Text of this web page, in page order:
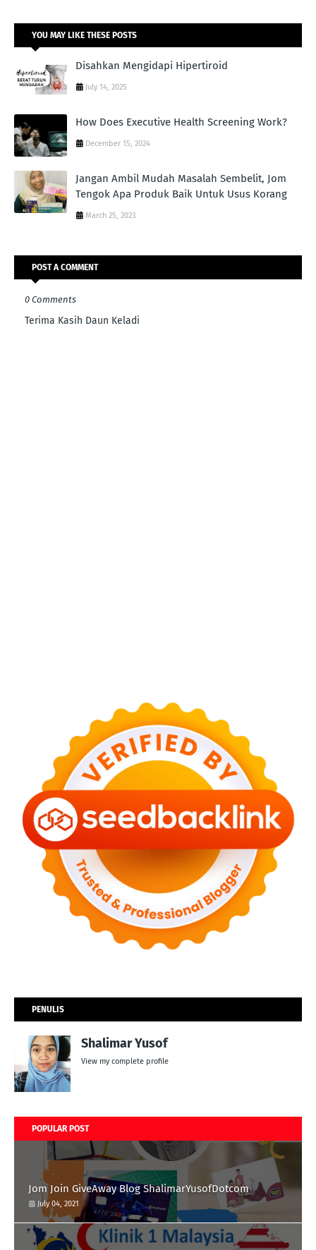
YOU MAY LIKE THESE POSTS
Disahkan Mengidapi Hipertiroid
July 14, 2025
How Does Executive Health Screening Work?
December 15, 2024
Jangan Ambil Mudah Masalah Sembelit, Jom
Tengok Apa Produk Baik Untuk Usus Korang
March 25, 2023
POST A COMMENT
0 Comments
Terima Kasih Daun Keladi
PENULIS
Shalimar Yusof
View my complete profile
POPULAR POST
Jom Join GiveAway Blog ShalimarYusofDotcom
July 04, 2021